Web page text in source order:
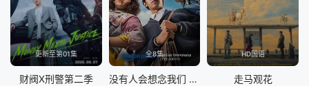
更新至第01集
财阀X刑警第二季
全8集
没有人会想念我们 第二季
HD国语
走马观花